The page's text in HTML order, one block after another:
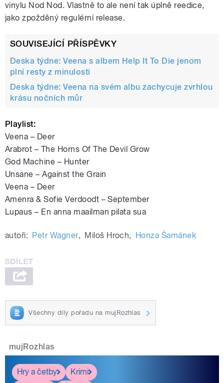
pause
vinylu Nod Nod. Vlastně to ale není tak úplně reedice,
jako zpožděný regulérní release.
SOUVISEJÍCÍ PŘÍSPĚVKY
Deska týdne: Veena s albem Help It To Die jenom
plní resty z minulosti
Deska týdne: Veena na svém albu zachycuje zvrhlou
krásu nočních můr
Playlist:
Veena – Deer
Arabrot – The Horns Of The Devil Grow
God Machine – Hunter
Unsane – Against the Grain
Veena – Deer
Amenra & Sofie Verdoodt – September
Lupaus – En anna maailman pilata sua
autoři: Petr Wagner, Miloš Hroch, Honza Šamánek
Všechny díly pořadu na mujRozhlas
mujRozhlas
Hry a četby
Krimi